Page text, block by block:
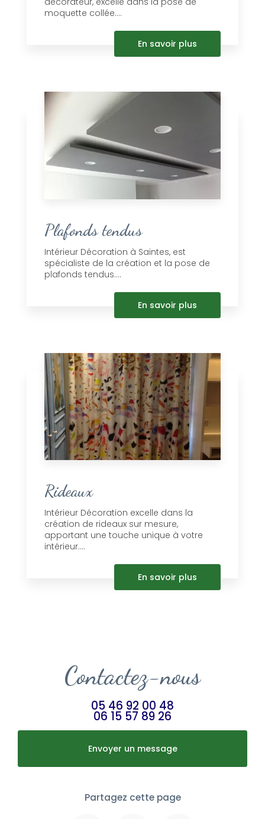
moquette collée....
En savoir plus
Plafonds tendus
Intérieur Décoration à Saintes, est
spécialiste de la création et la pose de
plafonds tendus....
En savoir plus
Rideaux
Intérieur Décoration excelle dans la
création de rideaux sur mesure,
apportant une touche unique à votre
intérieur....
En savoir plus
Contactez-nous
05 46 92 00 48
06 15 57 89 26
Envoyer un message
Partagez cette page